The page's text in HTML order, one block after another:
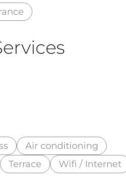
Air conditioning
Terrace Wifi / Internet